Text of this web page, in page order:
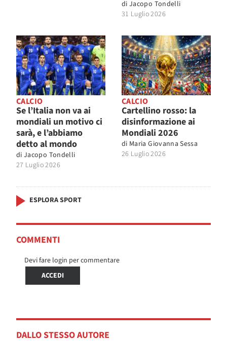
di Jacopo Tondelli
31 Luglio 2026
CALCIO
Se l’Italia non va ai
mondiali un motivo ci
sarà, e l’abbiamo
detto al mondo
di Jacopo Tondelli
27 Luglio 2026
CALCIO
Cartellino rosso: la
disinformazione ai
Mondiali 2026
di Maria Giovanna Sessa
26 Luglio 2026
ESPLORA SPORT
COMMENTI
Devi fare login per commentare
ACCEDI
DALLO STESSO AUTORE